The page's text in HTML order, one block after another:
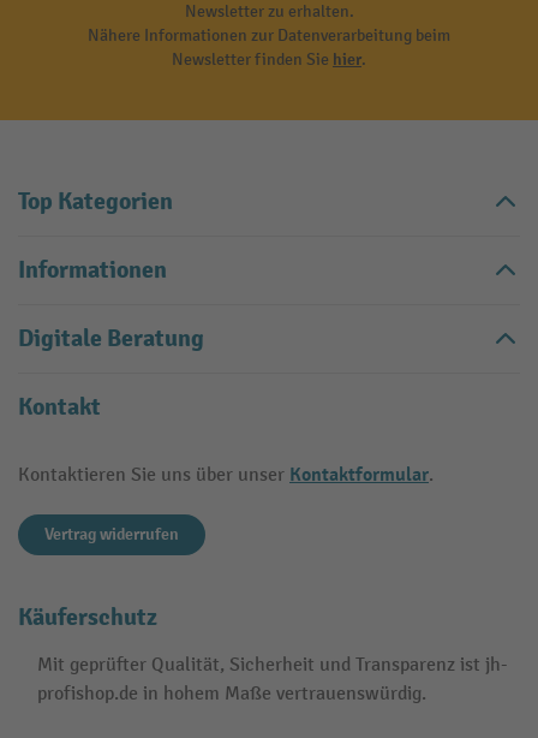
Newsletter zu erhalten.
Nähere Informationen zur Datenverarbeitung beim
Newsletter finden Sie hier.
Top Kategorien
Informationen
Digitale Beratung
Kontakt
Kontaktieren Sie uns über unser Kontaktformular.
Vertrag widerrufen
Käuferschutz
Mit geprüfter Qualität, Sicherheit und Transparenz ist jh-
profishop.de in hohem Maße vertrauenswürdig.